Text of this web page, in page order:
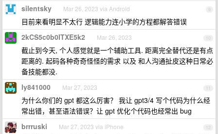
9
silentsky Mar 26, 2023 via Android
目前来看明显不太行 逻辑能力连小学的方程都解答错误
10
2kCS5c0b0ITXE5k2 Mar 26, 2023
截止到今天, 个人感觉就是一个辅助工具. 距离完全替代还是有点
距离的. 起码各种奇奇怪怪的需求 以及 和人沟通扯皮这种日常必
备技能都没.
11
ly841000 Mar 27, 2023
为什么你们的 gpt 都这么厉害？ 我让 gpt3/4 写个代码为什么经
常出错，甚至语法错误？让 gpt 优化个代码也经常出 bug
12
brrruski Mar 27, 2023 via iPhone